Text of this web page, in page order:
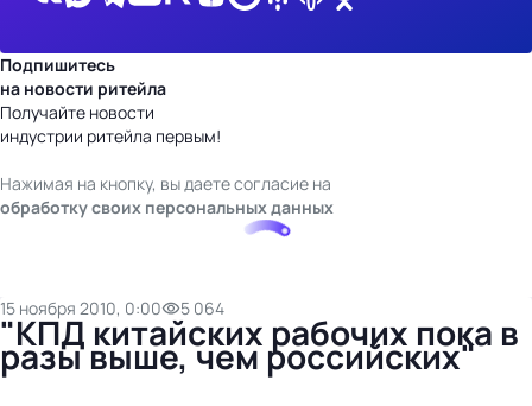
Подпишитесь
на новости ритейла
Получайте новости
индустрии ритейла первым!
Нажимая на кнопку, вы даете согласие на
обработку своих персональных данных
15 ноября 2010, 0:00 5 064
"КПД китайских рабочих пока в
разы выше, чем российских"